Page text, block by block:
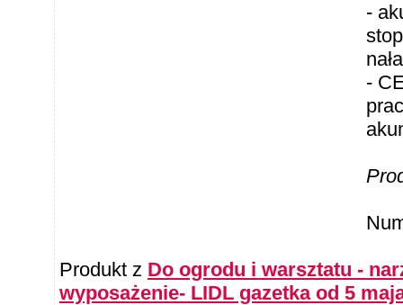
-
-
Produkt z Do ogrodu i warsztatu -
wyposażenie- LIDL gazetka od 5